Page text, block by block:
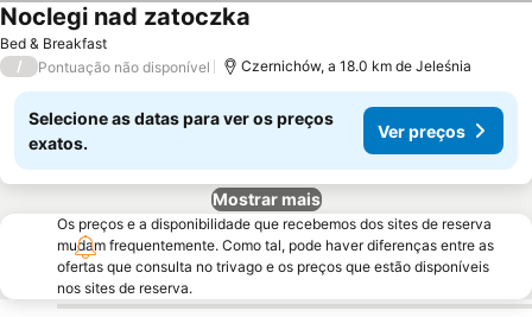
Bed & Breakfast
Noclegi nad zatoczka
/ Pontuação não disponível Czernichów, a 18.0 km de Jeleśnia
Selecione as datas para ver os preços
exatos.
Ver preços
Mostrar mais
Os preços e a disponibilidade que recebemos dos sites de reserva
mudam frequentemente. Como tal, pode haver diferenças entre as
ofertas que consulta no trivago e os preços que estão disponíveis
nos sites de reserva.